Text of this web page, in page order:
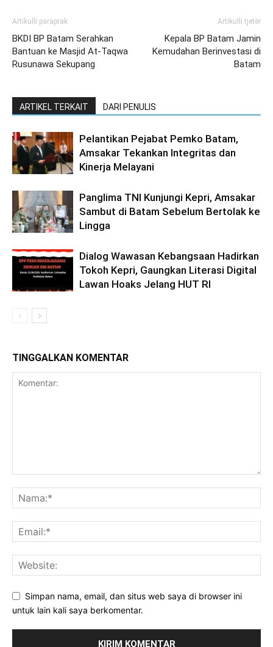
Artikulli paraprak
BKDI BP Batam Serahkan
Bantuan ke Masjid At-Taqwa
Rusunawa Sekupang
Artikulli tjetër
Kepala BP Batam Jamin
Kemudahan Berinvestasi di
Batam
ARTIKEL TERKAIT DARI PENULIS
Pelantikan Pejabat Pemko Batam,
Amsakar Tekankan Integritas dan
Kinerja Melayani
Panglima TNI Kunjungi Kepri, Amsakar
Sambut di Batam Sebelum Bertolak ke
Lingga
Dialog Wawasan Kebangsaan Hadirkan
Tokoh Kepri, Gaungkan Literasi Digital
Lawan Hoaks Jelang HUT RI
TINGGALKAN KOMENTAR
Simpan nama, email, dan situs web saya di browser ini
untuk lain kali saya berkomentar.